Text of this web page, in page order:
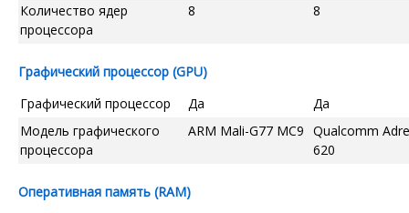
Количество ядер
процессора
8 8
Графический процессор (GPU)
Графический процессор
Да
Да
Модель графического
процессора
ARM Mali-G77 MC9 Qualcomm
620
Оперативная память (RAM)